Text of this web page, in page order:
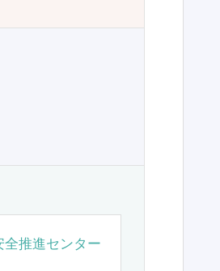
全推進センター